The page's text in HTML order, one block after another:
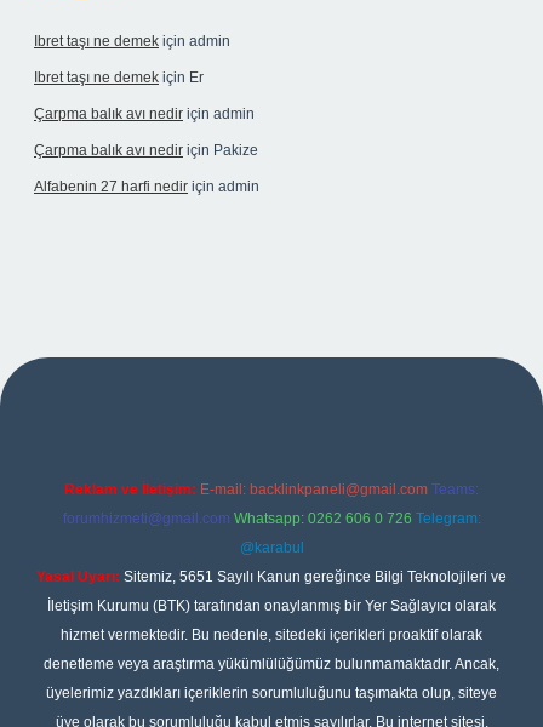
Ibret taşı ne demek için admin
Ibret taşı ne demek için Er
Çarpma balık avı nedir için admin
Çarpma balık avı nedir için Pakize
Alfabenin 27 harfi nedir için admin
giriş
Reklam ve İletişim: E-mail: backlinkpaneli@gmail.com Teams:
forumhizmeti@gmail.com Whatsapp: 0262 606 0 726 Telegram:
@karabul
Yasal Uyarı: Sitemiz, 5651 Sayılı Kanun gereğince Bilgi Teknolojileri ve
İletişim Kurumu (BTK) tarafından onaylanmış bir Yer Sağlayıcı olarak
hizmet vermektedir. Bu nedenle, sitedeki içerikleri proaktif olarak
denetleme veya araştırma yükümlülüğümüz bulunmamaktadır. Ancak,
üyelerimiz yazdıkları içeriklerin sorumluluğunu taşımakta olup, siteye
üye olarak bu sorumluluğu kabul etmiş sayılırlar. Bu internet sitesi,